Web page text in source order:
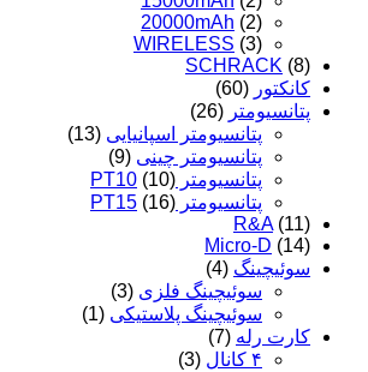
20000mAh (2)
WIRELESS (3)
SCHRACK (8)
کانکتور (60)
پتانسیومتر (26)
پتانسیومتر اسپانیایی (13)
پتانسیومتر چینی (9)
پتانسیومتر PT10 (10)
پتانسیومتر PT15 (16)
R&A (11)
Micro-D (14)
سوئیچینگ (4)
سوئیچینگ فلزی (3)
سوئیچینگ پلاستیکی (1)
کارت رله (7)
۴ کانال
(3)